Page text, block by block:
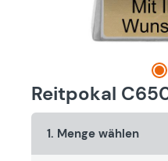
Reitpokal
1. Menge wählen